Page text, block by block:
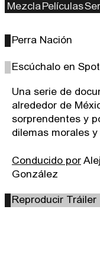
Mezcla Películas
Perra Nación
Escúchalo en
Una serie de
alrededor de
sorprendentes y
dilemas morales
Conducido por
González
Reproducir Tráiler